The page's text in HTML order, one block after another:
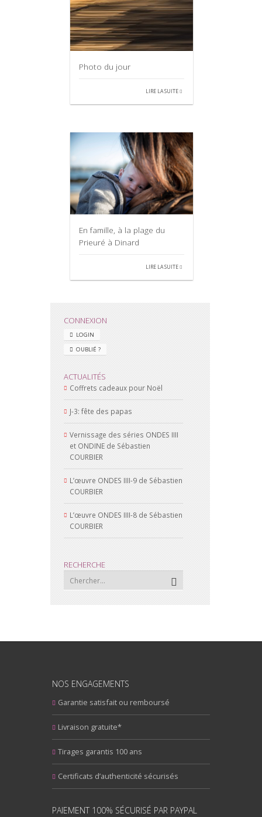
Photo du jour
LIRE LA SUITE
En famille, à la plage du
Prieuré à Dinard
LIRE LA SUITE
CONNEXION
LOGIN
OUBLIÉ ?
ACTUALITÉS
Coffrets cadeaux pour Noël
J-3: fête des papas
Vernissage des séries ONDES IIII
et ONDINE de Sébastien
COURBIER
L’œuvre ONDES IIII-9 de Sébastien
COURBIER
L’œuvre ONDES IIII-8 de Sébastien
COURBIER
RECHERCHE
NOS ENGAGEMENTS
Garantie satisfait ou remboursé
Livraison gratuite*
Tirages garantis 100 ans
Certificats d’authenticité sécurisés
PAIEMENT 100% SÉCURISÉ PAR PAYPAL